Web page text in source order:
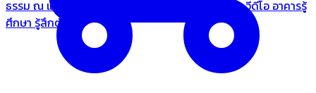
ธรรม ณ แดนพุทธภูมิ
19. วีดีโอ อาคารรู้
ศึกษา รู้สึกตัว